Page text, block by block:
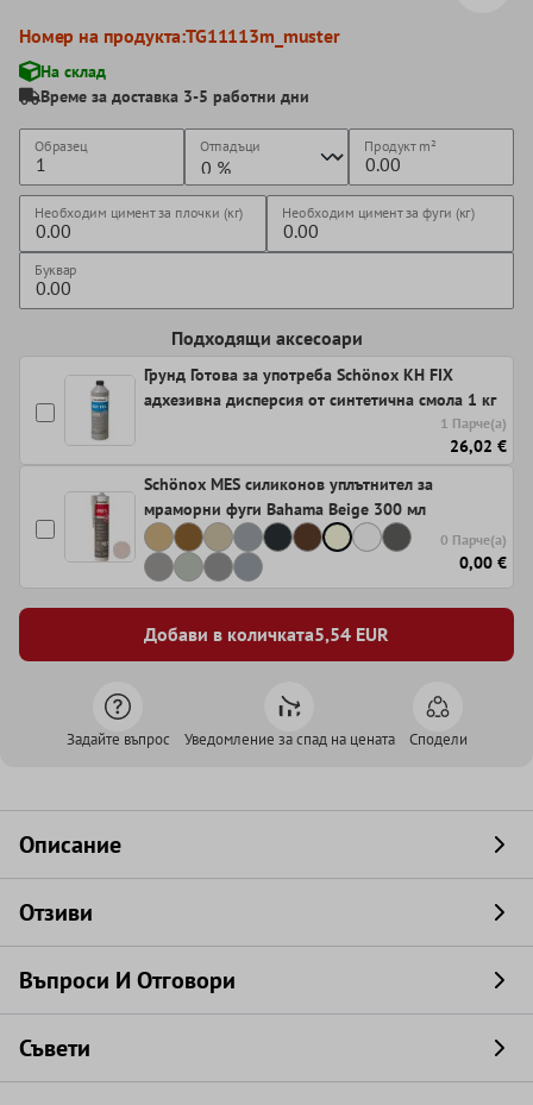
Номер на продукта:TG11113m_muster
На склад
Време за доставка 3-5 работни дни
Образец Отпадъци Продуктm²
Необходим цимент за плочки (кг) Необходим цимент за фуги (кг)
Буквар
Подходящи аксесоари
Грунд Готова за употреба Schönox KH FIX
адхезивна дисперсия от синтетична смола 1 кг
1 Парче(а)
26,02 €
Schönox MES силиконов уплътнител за
мраморни фуги Bahama Beige 300 мл
0 Парче(а)
0,00 €
Добави в количката5,54 EUR
Задайте въпрос Уведомление за спад на цената Сподели
Описание
Отзиви
Въпроси И Отговори
Съвети